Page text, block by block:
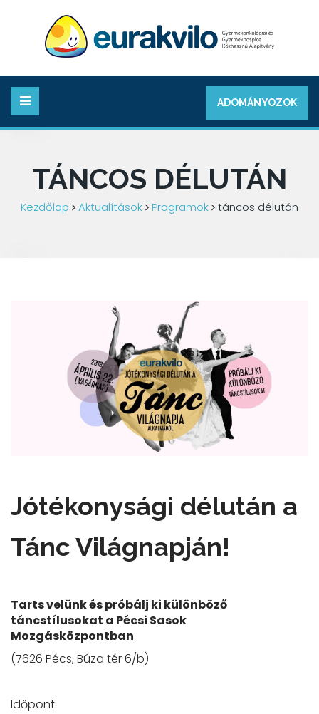
ADOMÁNYOZOK
TÁNCOS DÉLUTÁN
Kezdőlap Aktualítások Programok táncos délután
Jótékonysági délután a
Tánc Világnapján!
Tarts velünk és próbálj ki különböző
táncstílusokat a Pécsi Sasok
Mozgásközpontban
(7626 Pécs, Búza tér 6/b)
Időpont: